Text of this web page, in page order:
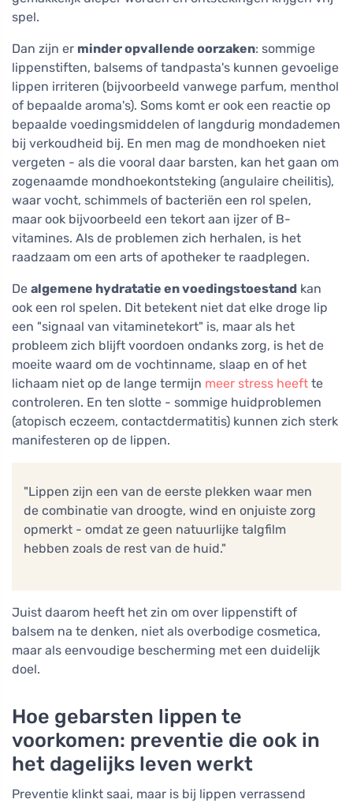
spel.
Dan zijn er minder opvallende oorzaken: sommige
lippenstiften, balsems of tandpasta's kunnen gevoelige
lippen irriteren (bijvoorbeeld vanwege parfum, menthol
of bepaalde aroma's). Soms komt er ook een reactie op
bepaalde voedingsmiddelen of langdurig mondademen
bij verkoudheid bij. En men mag de mondhoeken niet
vergeten - als die vooral daar barsten, kan het gaan om
zogenaamde mondhoekontsteking (angulaire cheilitis),
waar vocht, schimmels of bacteriën een rol spelen,
maar ook bijvoorbeeld een tekort aan ijzer of B-
vitamines. Als de problemen zich herhalen, is het
raadzaam om een arts of apotheker te raadplegen.
De algemene hydratatie en voedingstoestand kan
ook een rol spelen. Dit betekent niet dat elke droge lip
een "signaal van vitaminetekort" is, maar als het
probleem zich blijft voordoen ondanks zorg, is het de
moeite waard om de vochtinname, slaap en of het
lichaam niet op de lange termijn meer stress heeft te
controleren. En ten slotte - sommige huidproblemen
(atopisch eczeem, contactdermatitis) kunnen zich sterk
manifesteren op de lippen.
"Lippen zijn een van de eerste plekken waar men
de combinatie van droogte, wind en onjuiste zorg
opmerkt - omdat ze geen natuurlijke talgfilm
hebben zoals de rest van de huid."
Juist daarom heeft het zin om over lippenstift of
balsem na te denken, niet als overbodige cosmetica,
maar als eenvoudige bescherming met een duidelijk
doel.
Hoe gebarsten lippen te
voorkomen: preventie die ook in
het dagelijks leven werkt
Preventie klinkt saai, maar is bij lippen verrassend